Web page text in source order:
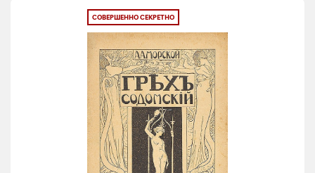
СОВЕРШЕННО СЕКРЕТНО